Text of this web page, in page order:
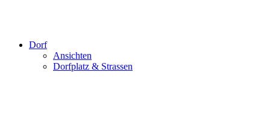
Dorf
Ansichten
Dorfplatz & Strassen